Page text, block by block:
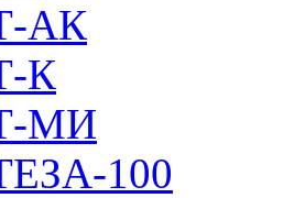
АК
К
МИ
100